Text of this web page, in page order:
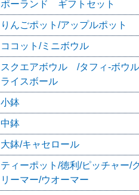
ポーランド ギフトセット
りんごポット/アップルポット
ココット/ミニボウル
スクエアボウル /タフィ-ボウ
ライスボール
小鉢
中鉢
大鉢/キャセロール
ティーポット/徳利/ピッチャー/
リーマー/ウオーマー